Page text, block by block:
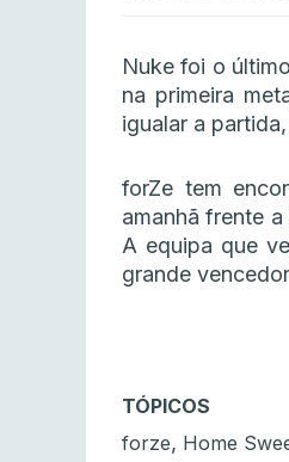
Nuke foi o
na primeira
igualar a
forZe tem
amanhã frente
A equipa que
grande
TÓPICOS
forze, Home